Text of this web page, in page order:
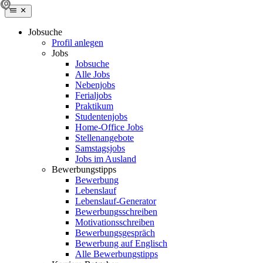
Jobsuche
Profil anlegen
Jobs
Jobsuche
Alle Jobs
Nebenjobs
Ferialjobs
Praktikum
Studentenjobs
Home-Office Jobs
Stellenangebote
Samstagsjobs
Jobs im Ausland
Bewerbungstipps
Bewerbung
Lebenslauf
Lebenslauf-Generator
Bewerbungsschreiben
Motivationsschreiben
Bewerbungsgespräch
Bewerbung auf Englisch
Alle Bewerbungstipps